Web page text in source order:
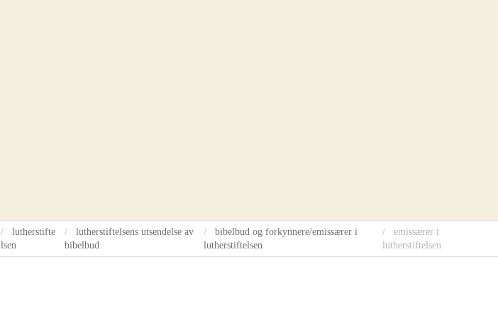
lutherstifte
lsen
lutherstiftelsens utsendelse av
bibelbud
bibelbud og forkynnere/emissærer i
lutherstiftelsen
emissærer i
lutherstiftelsen